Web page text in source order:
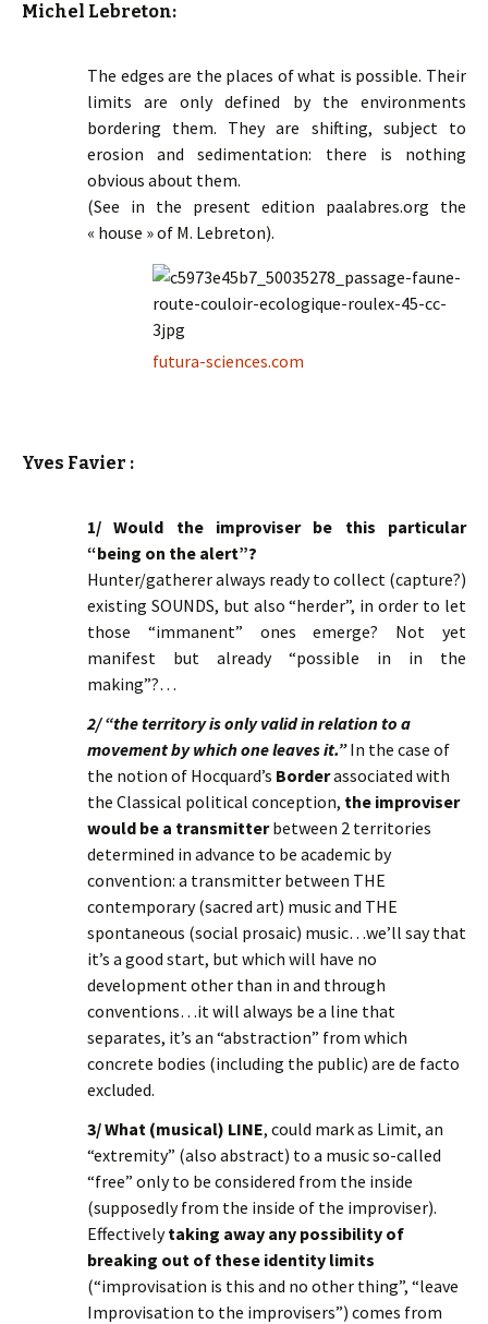
Michel Lebreton:
The edges are the places of what is possible. Their
limits are only defined by the environments
bordering them. They are shifting, subject to
erosion and sedimentation: there is nothing
obvious about them.
(See in the present edition paalabres.org the
« house » of M. Lebreton).
futura-sciences.com
Yves Favier :
1/ Would the improviser be this particular
“being on the alert”?
Hunter/gatherer always ready to collect (capture?)
existing SOUNDS, but also “herder”, in order to let
those “immanent” ones emerge? Not yet
manifest but already “possible in in the
making”?…
2/ “the territory is only valid in relation to a
movement by which one leaves it.”In the case of
the notion of Hocquard’s Borderassociated with
the Classical political conception, the improviser
would be a transmitterbetween 2 territories
determined in advance to be academic by
convention: a transmitter between THE
contemporary (sacred art) music and THE
spontaneous (social prosaic) music…we’ll say that
it’s a good start, but which will have no
development other than in and through
conventions…it will always be a line that
separates, it’s an “abstraction” from which
concrete bodies (including the public) are de facto
excluded.
3/ What (musical) LINE, could mark as Limit, an
“extremity” (also abstract) to a music so-called
“free” only to be considered from the inside
(supposedly from the inside of the improviser).
Effectivelytaking away any possibility of
breaking out of these identity limits
(“improvisation is this and no other thing”, “leave
Improvisation to the improvisers”) comes from